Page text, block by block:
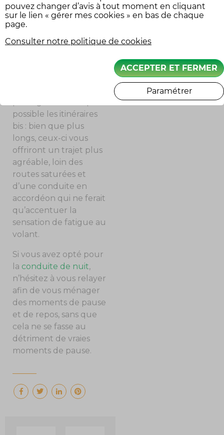
Adaptez votre
conduite, aussi bien aux
conditions
météorologiques
possible les itinéraires
bis : bien que plus
longs, ceux-ci vous
offriront un trajet plus
agréable, loin des
routes saturées et
d’une conduite en
accordéon qui ne ferait
qu’accentuer la
sensation de fatigue au
volant.
Si vous avez opté pour
la conduite de nuit,
n’hésitez à vous relayer
afin de vous ménager
des moments de pause
et de repos, sans que
cela ne se fasse au
détriment de vraies
moments de pause.
SUIVEZ-NOUS
pouvez changer d’avis à tout moment en cliquant
sur le lien « gérer mes cookies » en bas de chaque
page.
Consulter notre politique de cookies
ACCEPTER ET FERMER
Paramétrer